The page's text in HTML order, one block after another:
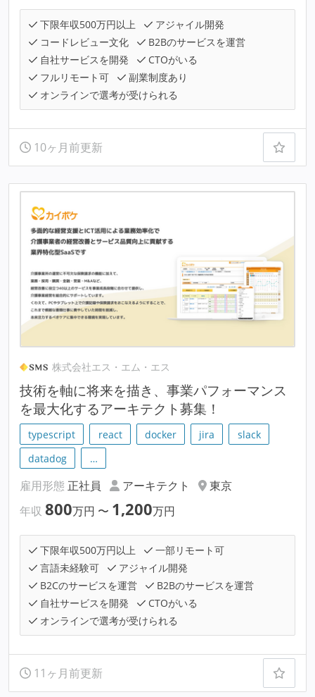
下限年収500万円以上
アジャイル開発
コードレビュー文化
B2Bのサービスを運営
自社サービスを開発
CTOがいる
フルリモート可
副業制度あり
オンラインで選考が受けられる
10ヶ月前更新
株式会社エス・エム・エス
技術を軸に将来を描き、事業パフォーマンス
を最大化するアーキテクト募集！
typescript react docker jira
slack
datadog
…
雇用形態 正社員 アーキテクト
東京
年収 800万円 〜 1,200万円
下限年収500万円以上
一部リモート可
言語未経験可
アジャイル開発
B2Cのサービスを運営
B2Bのサービスを運営
自社サービスを開発
CTOがいる
オンラインで選考が受けられる
11ヶ月前更新